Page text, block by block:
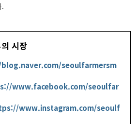
.
시장
seoulfarmersm
www.facebook.com/seoulfar
www.instagram.com/seoulf